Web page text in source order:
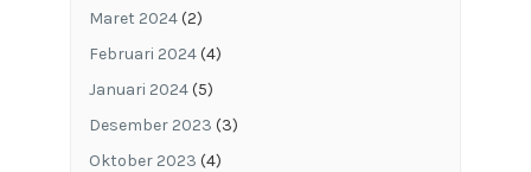
Maret 2024(2)
Februari 2024(4)
Januari 2024(5)
Desember 2023 (3)
Oktober 2023 (4)